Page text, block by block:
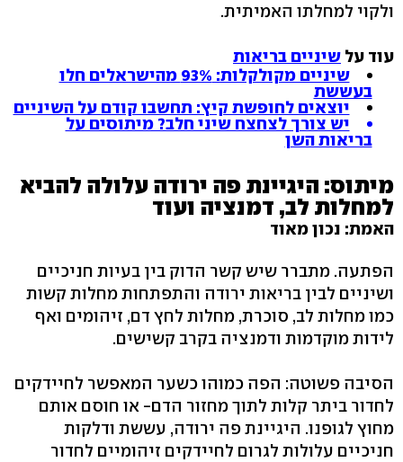
ולקוי למחלתו האמיתית.
עוד על שיניים בריאות
שיניים מקולקלות: 93% מהישראלים חלו
בעששת
יוצאים לחופשת קיץ: תחשבו קודם על השיניים
יש צורך לצחצח שיני חלב? מיתוסים על
בריאות השן
מיתוס: היגיינת פה ירודה עלולה להביא
למחלות לב, דמנציה ועוד
האמת: נכון מאוד
הפתעה. מתברר שיש קשר הדוק בין בעיות חניכיים
ושיניים לבין בריאות ירודה והתפתחות מחלות קשות
כמו מחלות לב, סוכרת, מחלות לחץ דם, זיהומים ואף
לידות מוקדמות ודמנציה בקרב קשישים.
הסיבה פשוטה: הפה כמוהו כשער המאפשר לחיידקים
לחדור ביתר קלות לתוך מחזור הדם- או חוסם אותם
מחוץ לגופנו. היגיינת פה ירודה, עששת ודלקות
חניכיים עלולות לגרום לחיידקים זיהומיים לחדור